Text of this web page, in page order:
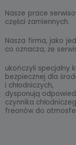
Nasze prace
części zamiennych.
Nasza firma, jako
co oznacza, że
ukończyli specjalny
bezpiecznej dla
i chłodniczych,
dysponują
czynnika
freonów do